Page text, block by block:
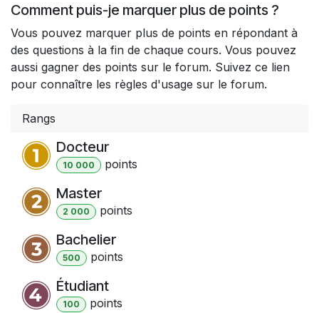
Comment puis-je marquer plus de points ?
Vous pouvez marquer plus de points en répondant à
des questions à la fin de chaque cours. Vous pouvez
aussi gagner des points sur le forum. Suivez ce lien
pour connaître les règles d'usage sur le forum.
Rangs
Docteur
10 000 points
Master
2 000 points
Bachelier
500 points
Étudiant
100 points